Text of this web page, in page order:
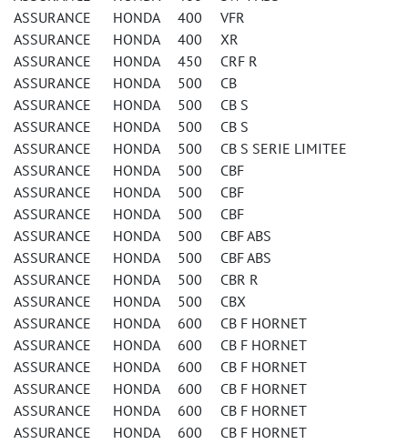
ASSURANCE HONDA 400 VFR
ASSURANCE HONDA 400 XR
ASSURANCE HONDA 450 CRF R
ASSURANCE HONDA 500 CB
ASSURANCE HONDA 500 CB S
ASSURANCE HONDA 500 CB S
ASSURANCE HONDA 500 CB S SERIE LIMITEE
ASSURANCE HONDA 500 CBF
ASSURANCE HONDA 500 CBF
ASSURANCE HONDA 500 CBF
ASSURANCE HONDA 500 CBF ABS
ASSURANCE HONDA 500 CBF ABS
ASSURANCE HONDA 500 CBR R
ASSURANCE HONDA 500 CBX
ASSURANCE HONDA 600 CB F HORNET
ASSURANCE HONDA 600 CB F HORNET
ASSURANCE HONDA 600 CB F HORNET
ASSURANCE HONDA 600 CB F HORNET
ASSURANCE HONDA 600 CB F HORNET
ASSURANCE HONDA 600 CB F HORNET